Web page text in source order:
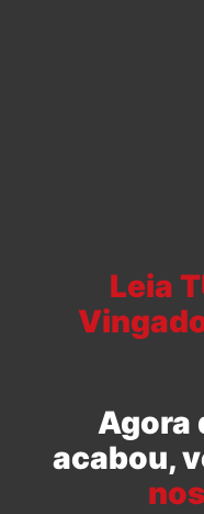
Leia
Agora
acabou,